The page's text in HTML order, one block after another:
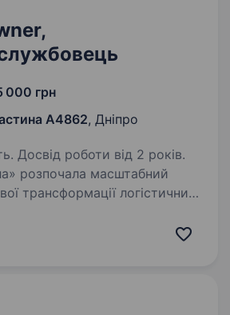
000 грн
А4862, Дніпро
Досвід роботи від 2 років.
розпочала масштабний
трансформації логістичних
управління військової